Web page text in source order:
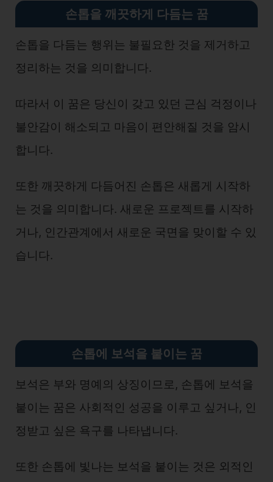
손톱을 깨끗하게 다듬는 꿈
손톱을 다듬는 행위는 불필요한 것을 제거하고
정리하는 것을 의미합니다.
따라서 이 꿈은 당신이 갖고 있던 근심 걱정이나
불안감이 해소되고 마음이 편안해질 것을 암시
합니다.
또한 깨끗하게 다듬어진 손톱은 새롭게 시작하
는 것을 의미합니다. 새로운 프로젝트를 시작하
거나, 인간관계에서 새로운 국면을 맞이할 수 있
습니다.
손톱에 보석을 붙이는 꿈
보석은 부와 명예의 상징이므로, 손톱에 보석을
붙이는 꿈은 사회적인 성공을 이루고 싶거나, 인
정받고 싶은 욕구를 나타냅니다.
또한 손톱에 빛나는 보석을 붙이는 것은 외적인